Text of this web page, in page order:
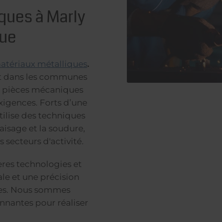
à Marly
métalliques.
dans les communes
mécaniques
Forts d’une
des techniques
et la soudure,
secteurs d'activité.
technologies et
et une précision
Nous sommes
pour réaliser